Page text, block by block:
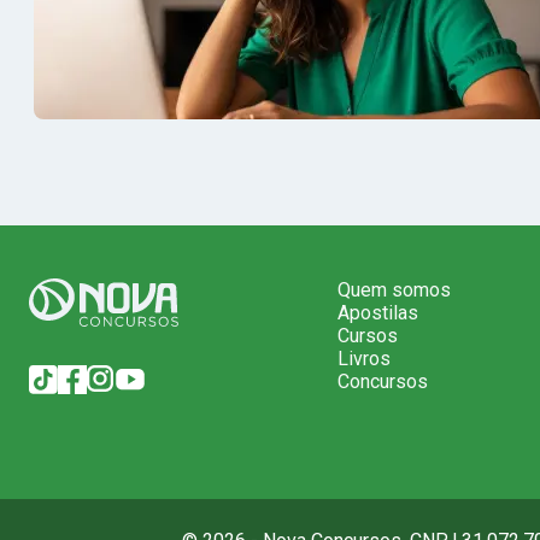
Quem somos
Apostilas
Cursos
Livros
Concursos